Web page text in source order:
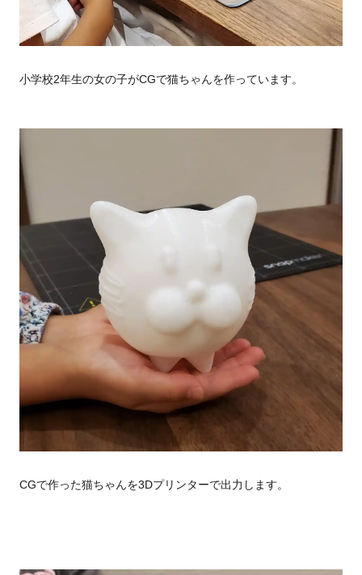
小学校2年生の女の子がCGで猫ちゃんを作っています。
CGで作った猫ちゃんを3Dプリンターで出力します。